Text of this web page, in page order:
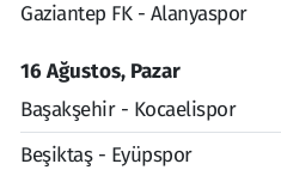
Gaziantep FK - Alanyaspor
16 Ağustos, Pazar
Başakşehir - Kocaelispor
Beşiktaş - Eyüpspor